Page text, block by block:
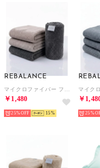
REBALANCE
￥1,480
25% 15
￥
25%